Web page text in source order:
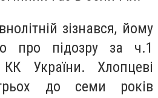
зізнався, йому
про підозру за ч.1
України. Хлопцеві
до семи років